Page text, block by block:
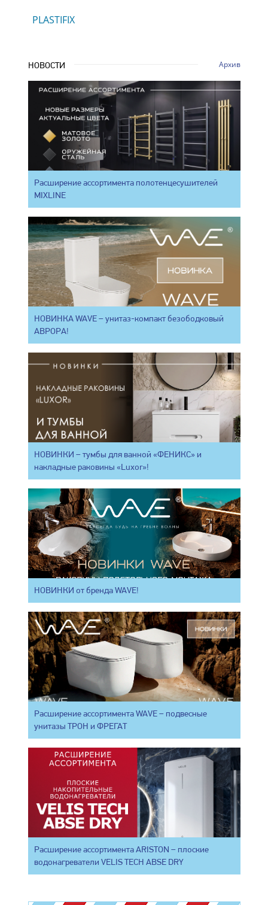
PLASTIFIX
НОВОСТИ Архив
Расширение ассортимента полотенцесушителей
MIXLINE
НОВИНКА WAVE – унитаз-компакт безободковый
АВРОРА!
НОВИНКИ – тумбы для ванной «ФЕНИКС» и
накладные раковины «Luxor»!
НОВИНКИ от бренда WAVE!
Расширение ассортимента WAVE – подвесные
унитазы ТРОН и ФРЕГАТ
Расширение ассортимента ARISTON – плоские
водонагреватели VELIS TECH ABSE DRY